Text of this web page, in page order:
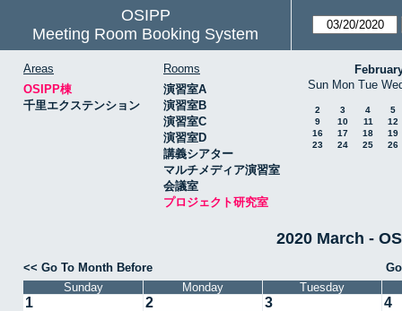
OSIPP
Meeting Room Booking System
Areas
OSIPP棟
千里エクステンション
Rooms
演習室A
演習室B
演習室C
演習室D
講義シアター
マルチメディア演習室
会議室
プロジェクト研究室
Sun Mon Tue
2 3 4
5
9
10 11
12
16
17 18
19
23
24 25 26
2020 March -
<< Go To Month Before
Sunday
Monday Tuesday
1 2 3 4